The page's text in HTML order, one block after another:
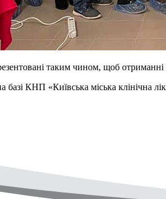
таким чином, щоб
базі КНП «Київська міська клінічна